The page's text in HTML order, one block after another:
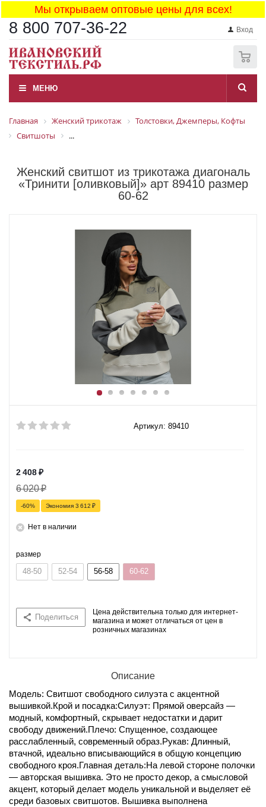
Мы открываем оптовые цены для всех!
8 800 707-36-22 Вход
МЕНЮ
Главная Женский трикотаж
Толстовки, Джемперы, Кофты
Свитшоты
...
Женский свитшот из трикотажа диагональ
«Тринити [оливковый]» арт 89410 размер
60-62
Артикул: 89410
2 408₽
6 020₽
-60% Экономия 3 612 ₽
Нет в наличии
размер
48-50 52-54 56-58 60-62
Поделиться
Цена действительна только для интернет-
магазина и может отличаться от цен в
розничных магазинах
Описание
Модель: Свитшот свободного силуэта с акцентной
вышивкой.Крой и посадка:Силуэт: Прямой оверсайз —
модный, комфортный, скрывает недостатки и дарит
свободу движений.Плечо: Спущенное, создающее
расслабленный, современный образ.Рукав: Длинный,
втачной, идеально вписывающийся в общую концепцию
свободного кроя.Главная деталь:На левой стороне полочки
— авторская вышивка. Это не просто декор, а смысловой
акцент, который делает модель уникальной и выделяет её
среди базовых свитшотов. Вышивка выполнена